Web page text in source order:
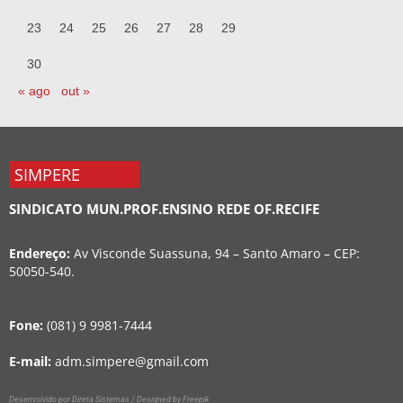
23 24 25 26 27 28 29
30
« ago
out »
SIMPERE
SINDICATO MUN.PROF.ENSINO REDE OF.RECIFE
Endereço: Av Visconde Suassuna, 94 – Santo Amaro – CEP:
50050-540.
Fone: (081) 9 9981-7444
E-mail: adm.simpere@gmail.com
Desenvolvido por Direta Sistemas / Designed by Freepik